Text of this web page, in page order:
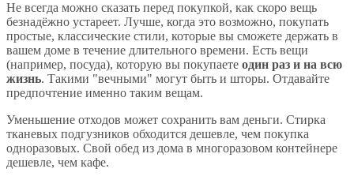
Не всегда можно сказать перед покупкой, как скоро вещь
безнадёжно устареет. Лучше, когда это возможно, покупать
простые, классические стили, которые вы сможете держать в
вашем доме в течение длительного времени. Есть вещи
(например, посуда), которую вы покупаете один раз и на всю
жизнь. Такими "вечными" могут быть и шторы. Отдавайте
предпочтение именно таким вещам.
Уменьшение отходов может сохранить вам деньги. Стирка
тканевых подгузников обходится дешевле, чем покупка
одноразовых. Свой обед из дома в многоразовом контейнере
дешевле, чем кафе.